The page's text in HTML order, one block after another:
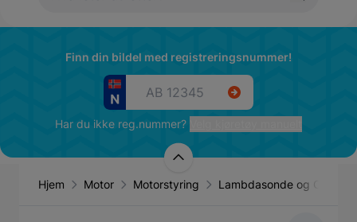
Finn din bildel med registreringsnummer!
Har du ikke reg.nummer?
Hjem Motor Motorstyring Lambdasonde og O2-